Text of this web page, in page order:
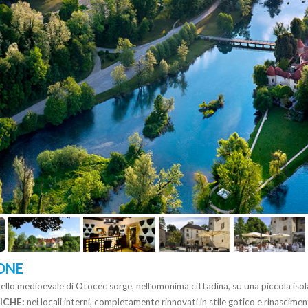
medioevale di Otocec sorge, nell’omonima cittadina, su una piccola
nei locali interni, completamente rinnovati in stile gotico e